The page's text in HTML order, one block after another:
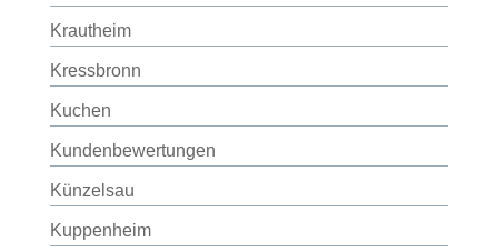
Krautheim
Kressbronn
Kuchen
Kundenbewertungen
Künzelsau
Kuppenheim